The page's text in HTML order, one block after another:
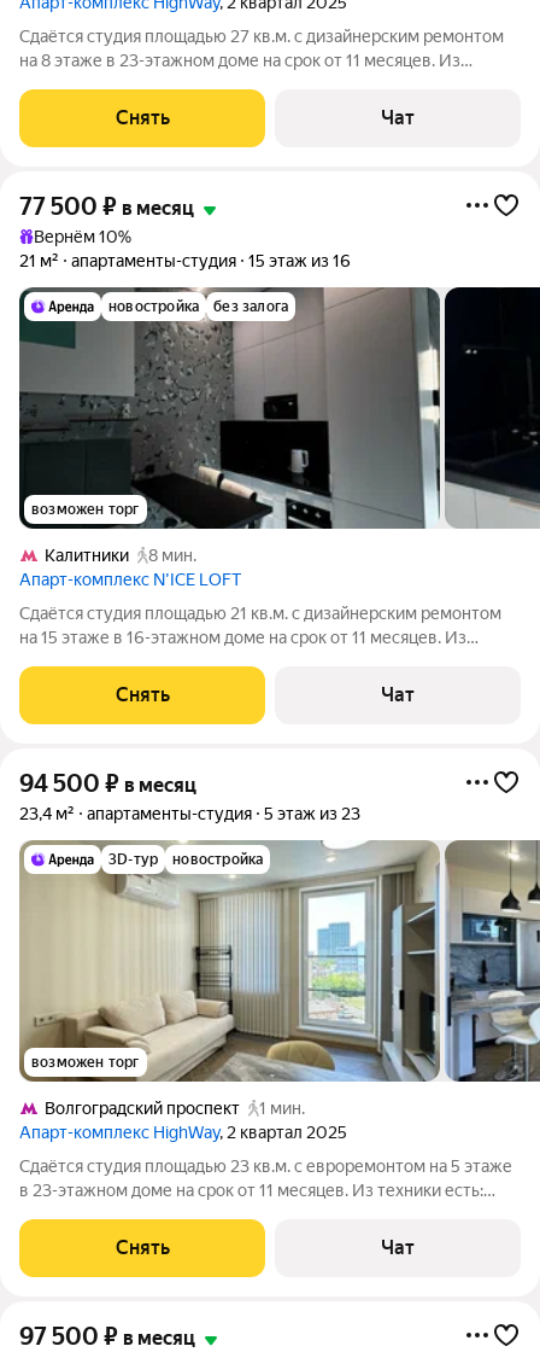
Сдаётся студия площадью 27 кв.м. с дизайнерским ремонтом
на 8 этаже в 23-этажном доме на срок от 11 месяцев. Из
Микроволновка Пылесос Дом - монолитный, окна выходят во
двор. Есть консьерж.
Снять Чат
77 500 ₽ в месяц
Вернём 10%
21 м²
апартаменты-студия 15 этаж из 16
новостройка без залога
возможен торг
Калитники
8 мин.
Апарт-комплекс N’ICE LOFT
Сдаётся студия площадью 21 кв.м. с дизайнерским ремонтом
на 15 этаже в 16-этажном доме на срок от 11 месяцев. Из
Холодильник Кондиционер Микроволновка Пылесос Дом -
монолитный. Есть
Снять Чат
94 500 ₽ в месяц
23,4 м² апартаменты-студия 5 этаж из 23
3D-тур новостройка
возможен торг
Волгоградский проспект
1 мин.
Апарт-комплекс HighWay, 2 квартал 2025
Сдаётся студия площадью 23 кв.м. с евроремонтом на 5 этаже
в 23-этажном доме на срок от 11 месяцев. Из техники есть:
Посудомоечная машина Кондиционер Микроволновка Дом -
монолитный, окна
Снять Чат
97 500 ₽ в месяц